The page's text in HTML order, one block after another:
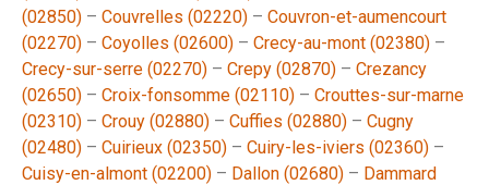
(02850) – Couvrelles (02220) – Couvron-et-aumencourt
(02270) – Coyolles (02600) – Crecy-au-mont (02380) –
Crecy-sur-serre (02270) – Crepy (02870) – Crezancy
(02650) – Croix-fonsomme (02110) – Crouttes-sur-marne
(02310) – Crouy (02880) – Cuffies (02880) – Cugny
(02480) – Cuirieux (02350) – Cuiry-les-iviers (02360) –
Cuisy-en-almont (02200) – Dallon (02680) – Dammard